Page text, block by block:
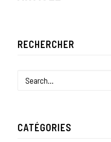
RECHERCHER
CATÉGORIES